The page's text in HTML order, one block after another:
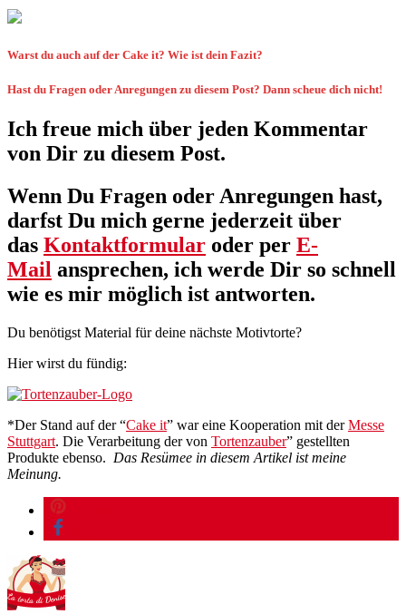
Warst du auch auf der Cake it? Wie ist dein Fazit?
Hast du Fragen oder Anregungen zu diesem Post? Dann scheue dich nicht!
Ich freue mich über jeden Kommentar
von Dir zu diesem Post.
Wenn Du Fragen oder Anregungen hast,
darfst Du mich gerne jederzeit über
das Kontaktformular oder per E-
Mail ansprechen, ich werde Dir so schnell
wie es mir möglich ist antworten.
Du benötigst Material für deine nächste Motivtorte?
Hier wirst du fündig:
*Der Stand auf der “Cake it” war eine Kooperation mit derMesse
Stuttgart. Die Verarbeitung der von Tortenzauber” gestellten
Produkte ebenso. Das Resümee in diesem Artikel ist meine
Meinung.